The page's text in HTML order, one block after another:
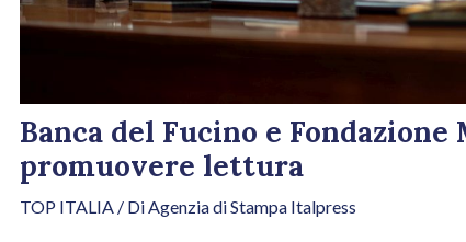
Banca del Fucino e
promuovere lettura
TOP ITALIA / Di Agenzia di Stampa Italpress